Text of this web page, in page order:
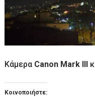
Κάμερα Canon Mark III
Κοινοποιήστε: